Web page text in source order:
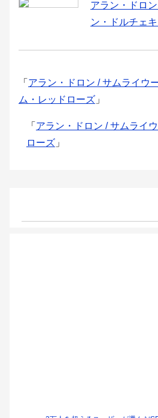
アラン・ドロ
ン・ドルチェ
「 アラン・ドロン / サムライウ
ム・レッドローズ 」
「 アラン・ドロン / サムライ
ローズ 」